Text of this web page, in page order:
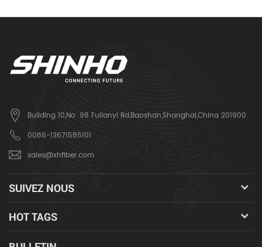
Building 10,No. 98 Fulianyi Rd,Baoshan,Shanghai,China 201900
0086-13671585101
sales@xhfiber.com
SUIVEZ NOUS
HOT TAGS